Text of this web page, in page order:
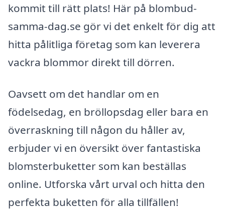
kommit till rätt plats! Här på blombud-
samma-dag.se gör vi det enkelt för dig att
hitta pålitliga företag som kan leverera
vackra blommor direkt till dörren.
Oavsett om det handlar om en
födelsedag, en bröllopsdag eller bara en
överraskning till någon du håller av,
erbjuder vi en översikt över fantastiska
blomsterbuketter som kan beställas
online. Utforska vårt urval och hitta den
perfekta buketten för alla tillfällen!